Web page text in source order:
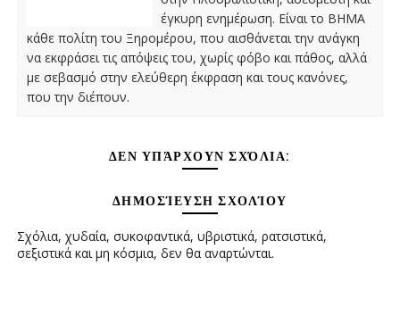
έγκυρη ενημέρωση. Είναι το ΒΗΜΑ
κάθε πολίτη του Ξηρομέρου, που αισθάνεται την ανάγκη
να εκφράσει τις απόψεις του, χωρίς φόβο και πάθος, αλλά
με σεβασμό στην ελεύθερη έκφραση και τους κανόνες,
που την διέπουν.
ΔΕΝ ΥΠΆΡΧΟΥΝ ΣΧΌΛΙΑ:
ΔΗΜΟΣΊΕΥΣΗ ΣΧΟΛΊΟΥ
Σχόλια, χυδαία, συκοφαντικά, υβριστικά, ρατσιστικά,
σεξιστικά και μη κόσμια, δεν θα αναρτώνται.